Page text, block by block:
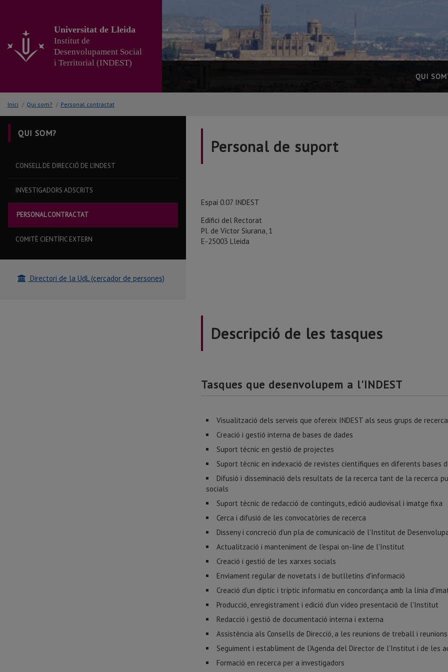
principal
Universitat de Lleida
Institut de
Desenvolupament Social
i Territorial (INDEST)
QUI
Inici / Qui som? / Personal contractat
QUI SOM?
CONSELL DE DIRECCIÓ DE L'INDEST
INVESTIGADORS ADSCRITS
PERSONAL CONTRACTAT
COMITÈ CIENTÍFIC EXTERN
Directori de la UdL (cercador de persones)
Personal de suport
Espai 0.07 INDEST
Edifici del Rectorat
Pl. de Víctor Siurana, 1
E-25003 Lleida
Descripció de les tasques
Tasques que desenvolupem a l'INDEST
Visualització dels serveis que ofereix INDEST als seus grups de recerca
Creació i gestió interna de bases de dades
Suport tècnic en gestió de projectes
Suport tècnic en indexació de revistes científiques en diferents
Difusió i disseminació dels resultats de la recerca tant de la recerca
socials
Suport tècnic de redacció de continguts, edició audiovisal i imatge fixa
Cerca i difusió de les convocatòries de recerca
Disseny i concreció d'un pla de comunicació de l'Institut de
Actualització i manteniment de l'espai on-line de l'Institut
Creació i gestió de les xarxes socials
Enviament regular de novetats i de butlletins d'informació
Creació d'un díptic i tríptic informatiu en concordança amb la línia
Producció, enregistrament i edició d'un vídeo presentació de l'Institut
Redacció i gestió de documentació interna i externa
Assistència als Consells de Direcció, a les reunions de treball i
Seguiment i establiment de l'Agenda del Director de l'Institut i de les
Formació en recerca per a investigadors